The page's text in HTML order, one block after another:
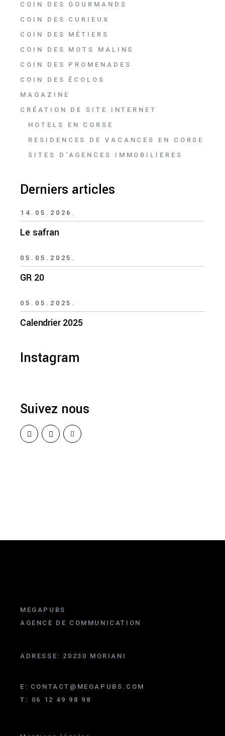
COIN DES GOURMANDS
COIN DES CURIEUX
COIN DES MÉTIERS
COIN DES MOTS MALINS
COIN DES PROMENADES
COIN DES ÉCOLOS
MAGAZINE
CRÉATION DE SITE INTERNET
HOTELS EN CORSE
RESIDENCES DE VACANCES EN CORSE
SITES D'AGENCES IMMOBILIERES
Derniers articles
14.05.2026.
Le safran
05.05.2025.
GR 20
05.05.2025.
Calendrier 2025
Instagram
Suivez nous
MEGAPUBS
AGENCE DE COMMUNICATION
ADRESSE: 20230 MORIANI
E: CONTACT@MEGAPUBS.COM
T: 06 12 49 98 98